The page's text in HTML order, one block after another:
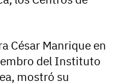
César Manrique en
del Instituto
mostró su